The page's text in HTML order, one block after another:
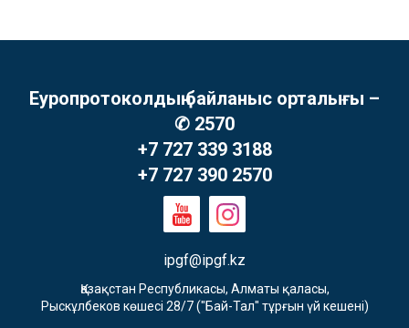
Еуропротоколдың байланыс орталығы –
✆ 2570
+7 727 339 3188
+7 727 390 2570
ipgf@ipgf.kz
Қазақстан Республикасы, Алматы қаласы,
Рыскұлбеков көшесі 28/7 ("Бай-Тал" тұрғын үй кешені)